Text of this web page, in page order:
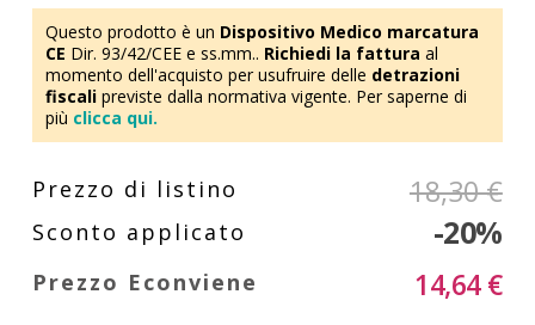
Questo prodotto è un Dispositivo Medico marcatura
CE Dir. 93/42/CEE e ss.mm.. Richiedi la fattura al
momento dell'acquisto per usufruire delle detrazioni
fiscalipreviste dalla normativa vigente. Per saperne di
più clicca qui.
18,30 €
-20%
14,64 €